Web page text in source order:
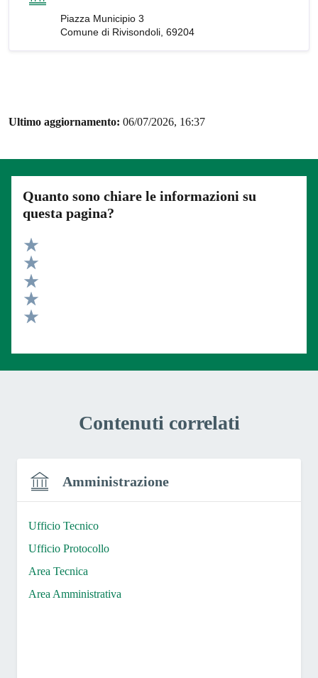
Piazza Municipio 3
Comune di Rivisondoli, 69204
Ultimo aggiornamento: 06/07/2026, 16:37
Quanto sono chiare le informazioni su
questa pagina?
Valuta 5 stelle su 5
Valuta 4 stelle su 5
Valuta 3 stelle su 5
Valuta 2 stelle su 5
Contenuti correlati
Amministrazione
Ufficio Tecnico
Ufficio Protocollo
Area Tecnica
Area Amministrativa